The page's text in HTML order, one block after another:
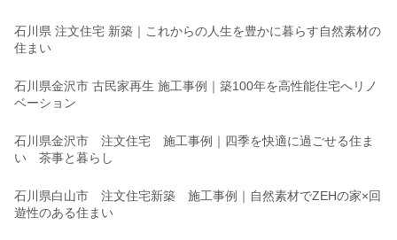
石川県 注文住宅 新築｜これからの人生を豊かに暮らす自然素材の
住まい
石川県金沢市 古民家再生 施工事例｜築100年を高性能住宅へリノ
ベーション
石川県金沢市 注文住宅 施工事例｜四季を快適に過ごせる住ま
い 茶事と暮らし
石川県白山市 注文住宅新築 施工事例｜自然素材でZEHの家×回
遊性のある住まい